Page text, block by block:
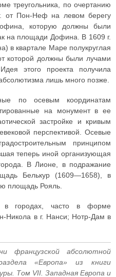
треугольника, по очертанию
от Пон-Неф на левом берегу
которую должны были
на площади Дофина. В 1609 г.
в квартале Маре полукруглая
которой должны были лучами
этого проекта получила
лишь много позже.
по осевым координатам
на монумент в ее
застройке и кривым
перспективой. Осевые
принципом
теперь иной организующая
В Лионе, в подражание
Белькур (1609—1658), в
площадь Рояль.
в городах, часто в форме
Никола в г. Нанси; Нотр-Дам в
французской абсолютной
«Европа» из книги
Том VII. Западная Европа и